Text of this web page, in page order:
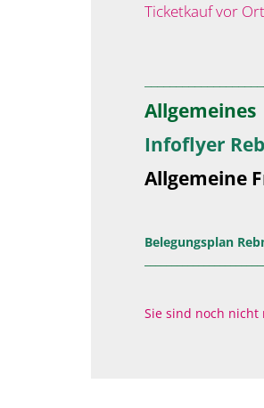
Ticketkauf vor
Allgemeines
Infoflyer
Allgemeine
Belegungsplan
Sie sind noch nicht